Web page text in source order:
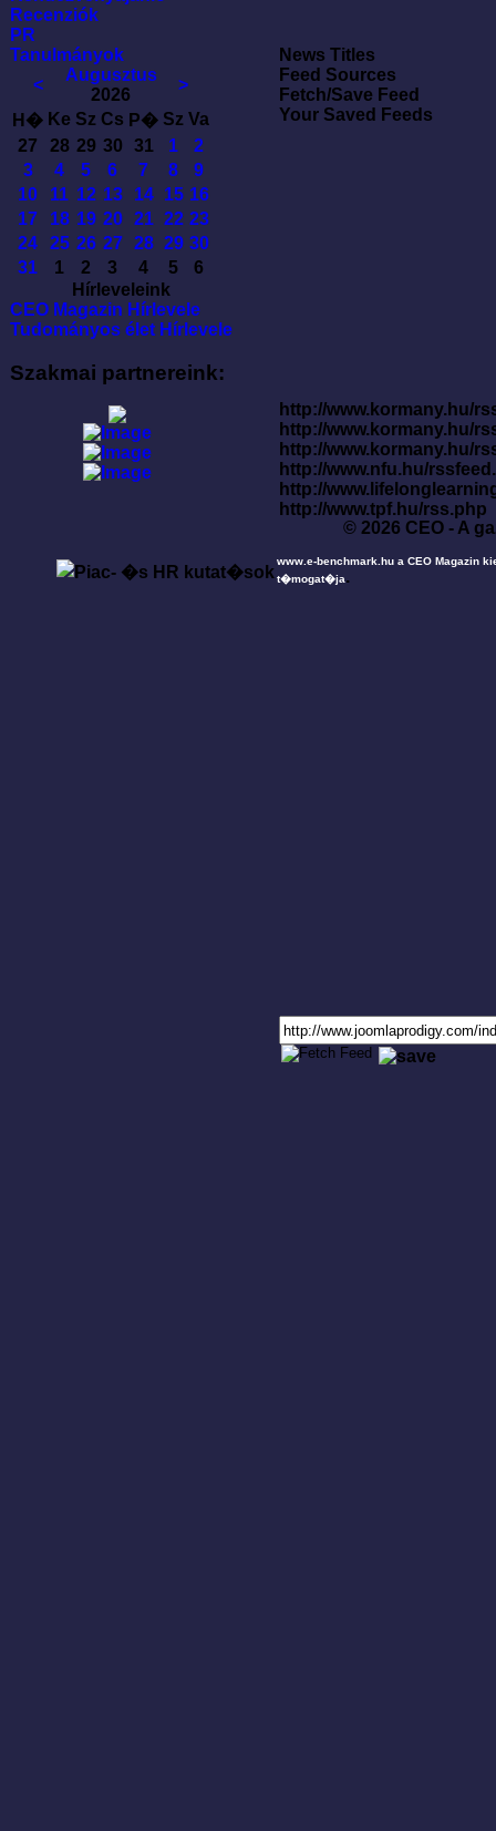
Recenziók
PR
Tanulmányok
<
Augusztus
2026
>
H� Ke Sz Cs P� Sz Va
27
28 29 30 31 1
2
3
4 5 6 7 8
9
10
11 12 13 14 15 16
17
18 19 20 21 22 23
24
25 26 27 28 29 30
31
1 2 3 4 5
6
Hírleveleink
CEO Magazin Hírlevele
Tudományos élet Hírlevele
Szakmai partnereink:
News Titles
Feed Sources
Fetch/Save Feed
Your Saved Feeds
http://www.kormany.hu/
http://www.kormany.hu/
http://www.kormany.hu/
http://www.nfu.hu/
http://
http://www.tpf.hu/rss.php
© 2026 CEO - A
www.e-benchmark.hu a CEO Magazin
t�mogat�ja.